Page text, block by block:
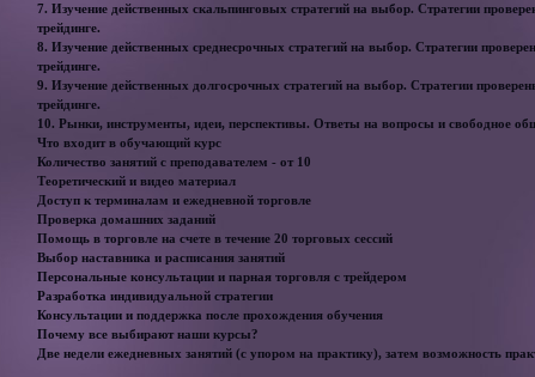
7. Изучение действенных скальпинговых стратегий на выбор. Стратегии
трейдинге.
8. Изучение действенных среднесрочных стратегий на выбор. Стратегии
трейдинге.
9. Изучение действенных долгосрочных стратегий на выбор. Стратегии
трейдинге.
10. Рынки, инструменты, идеи, перспективы. Ответы на вопросы и свободное
Что входит в обучающий курс
Количество занятий с преподавателем - от 10
Теоретический и видео материал
Доступ к терминалам и ежедневной торговле
Проверка домашних заданий
Помощь в торговле на счете в течение 20 торговых сессий
Выбор наставника и расписания занятий
Персональные консультации и парная торговля с трейдером
Разработка индивидуальной стратегии
Консультации и поддержка после прохождения обучения
Почему все выбирают наши курсы?
Две недели ежедневных занятий (с упором на практику), затем возможность